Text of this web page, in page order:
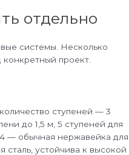
отдельно
системы. Несколько
проект.
ступеней — 3
до 1,5 м, 5 ступеней для
— обычная нержавейка для
сталь, устойчива к высокой